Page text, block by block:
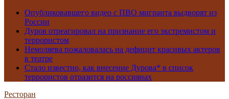
Опубликовавшего видео с ПВО мигранта выдворят из
России
Дуров отреагировал на признание его экстремистом и
террористом
Немоляева пожаловалась на дефицит красивых актеров
в театре
Стало известно, как внесение Дурова* в список
террористов отразится на россиянах
Ресторан